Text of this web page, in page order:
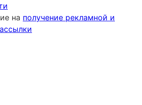
на получение рекламной и